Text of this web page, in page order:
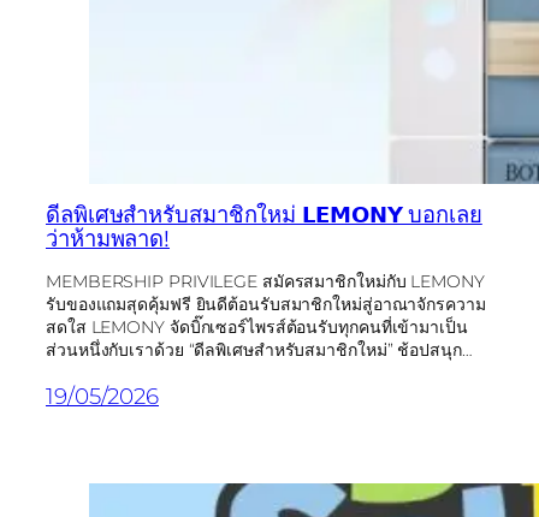
ดีลพิเศษสำหรับสมาชิกใหม่ 𝗟𝗘𝗠𝗢𝗡𝗬 บอกเลย
ว่าห้ามพลาด!
MEMBERSHIP PRIVILEGE สมัครสมาชิกใหม่กับ LEMONY
รับของแถมสุดคุ้มฟรี ยินดีต้อนรับสมาชิกใหม่สู่อาณาจักรความ
สดใส LEMONY จัดบิ๊กเซอร์ไพรส์ต้อนรับทุกคนที่เข้ามาเป็น
ส่วนหนึ่งกับเราด้วย “ดีลพิเศษสำหรับสมาชิกใหม่” ช้อปสนุก…
19/05/2026